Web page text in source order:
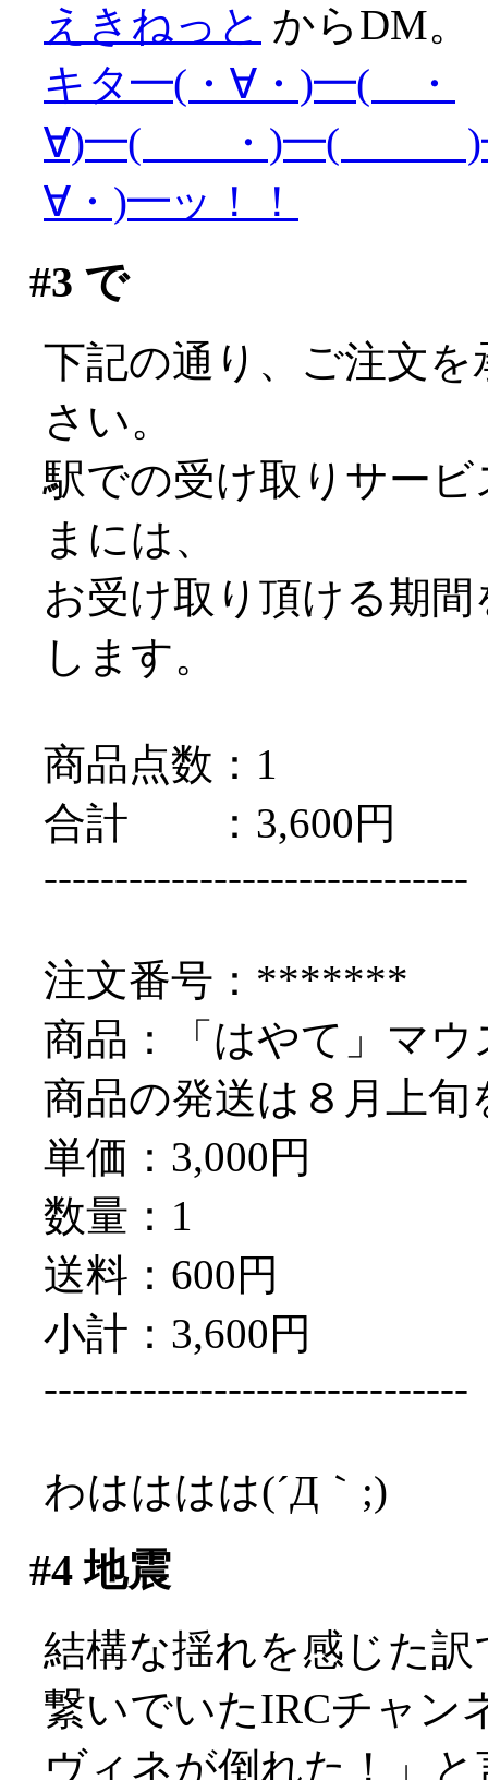
えきねっと からDM。
キタ━(・∀・)━( ・
∀)━( ・)━(
∀・)━ッ！！
#3 で
下記の通り、ご注文
さい。
駅での受け取りサー
まには、
お受け取り頂ける期
します。
商品点数：1
合計 ：3,600円
------------------------------
注文番号：*******
商品：「はやて」マ
商品の発送は８月上
単価：3,000円
数量：1
送料：600円
小計：3,600円
------------------------------
わはははは(´Д｀;)
#4地震
結構な揺れを感じた訳
繋いでいたIRCチャン
ヴィネが倒れた！」